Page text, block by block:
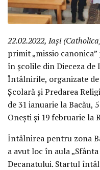
22.02.2022, Iași
primit „missio
în școlile din Dieceza de
Întâlnirile, organizate
Școlară și Predarea
de 31 ianuarie la Bacău,
Onești și 19 februarie la
Întâlnirea pentru zona
a avut loc în aula
Decanatului. Startul